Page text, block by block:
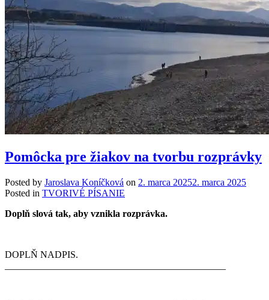
Pomôcka pre žiakov na tvorbu rozprávky
Posted by Jaroslava Koníčková on 2. marca 20252. marca 2025
Posted in TVORIVÉ PÍSANIE
Doplň slová tak, aby vznikla rozprávka.
DOPLŇ NADPIS.